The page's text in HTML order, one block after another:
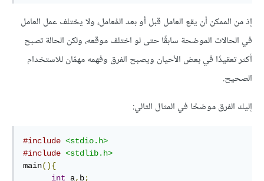
إذ من الممكن أن يقع العامل قبل أو بعد المُعامل، ولا يختلف عمل العامل
في الحالات الموضحة سابقًا حتى لو اختلف موقعه، ولكن الحالة تصبح
أكثر تعقيدًا في بعض الأحيان ويصبح الفرق وفهمه مهمّان للاستخدام
الصحيح.
إليك الفرق موضحًا في المثال التالي:
#include <stdio.h>
#include <stdlib.h>
main(){
int a, b;